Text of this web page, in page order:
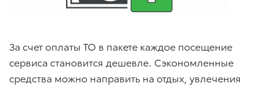
За счет оплаты ТО в пакете каждое посещение
сервиса становится дешевле. Сэкономленные
средства можно направить на отдых, увлечения